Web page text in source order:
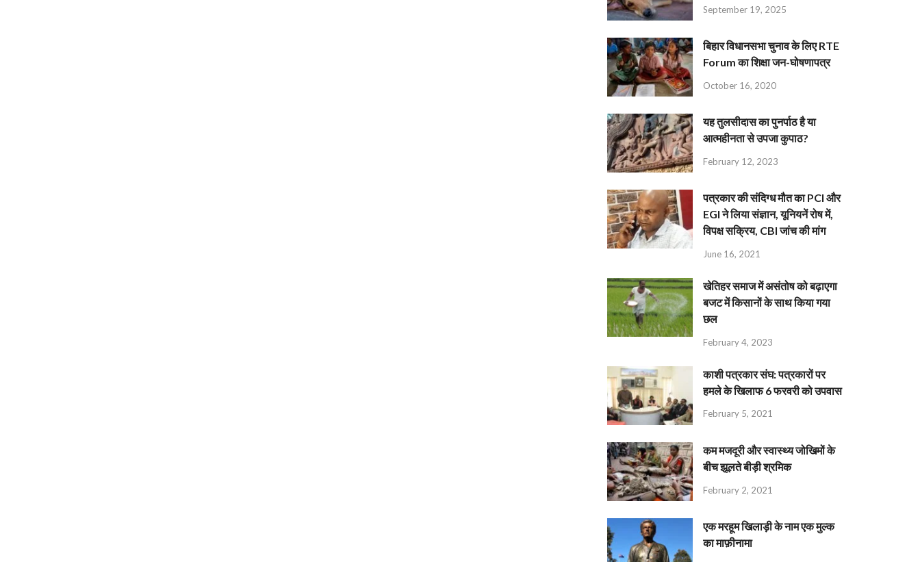
September 19, 2025
बिहार विधानसभा चुनाव के लिए RTE
Forum का शिक्षा जन-घोषणापत्र
October 16, 2020
यह तुलसीदास का पुनर्पाठ है या
आत्महीनता से उपजा कुपाठ?
February 12, 2023
पत्रकार की संदिग्ध मौत का PCI और
EGI ने लिया संज्ञान, यूनियनें रोष में,
विपक्ष सक्रिय, CBI जांच की मांग
June 16, 2021
खेतिहर समाज में असंतोष को बढ़ाएगा
बजट में किसानों के साथ किया गया
छल
February 4, 2023
काशी पत्रकार संघ: पत्रकारों पर
हमले के खिलाफ 6 फरवरी को उपवास
February 5, 2021
कम मजदूरी और स्वास्थ्य जोखिमों के
बीच झूलते बीड़ी श्रमिक
February 2, 2021
एक मरहूम खिलाड़ी के नाम एक मुल्क
का माफ़ीनामा